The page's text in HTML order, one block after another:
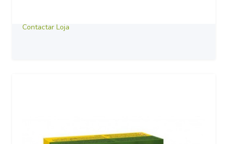
Contactar Loja